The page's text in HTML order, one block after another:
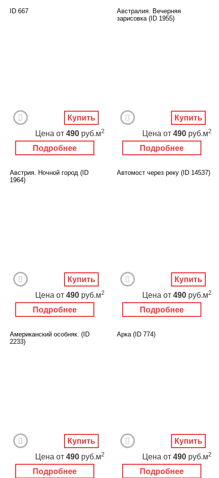
ID 667
Подробнее
Цена от 490 руб.м2
Купить
Австралия. Вечерняя
зарисовка (ID 1955)
Подробнее
Цена от 490 руб.м2
Купить
Австрия. Ночной город (ID
1964)
Подробнее
Цена от 490 руб.м2
Купить
Автомост через реку (ID 14537)
Подробнее
Цена от 490 руб.м2
Купить
Американский особняк. (ID
2233)
Подробнее
Цена от 490 руб.м2
Купить
Арка (ID 774)
Подробнее
Цена от 490 руб.м2
Купить